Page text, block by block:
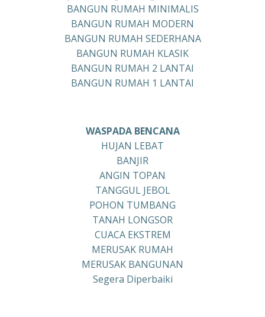
BANGUN RUMAH MINIMALIS
BANGUN RUMAH MODERN
BANGUN RUMAH SEDERHANA
BANGUN RUMAH KLASIK
BANGUN RUMAH 2 LANTAI
BANGUN RUMAH 1 LANTAI
WASPADA BENCANA
HUJAN LEBAT
BANJIR
ANGIN TOPAN
TANGGUL JEBOL
POHON TUMBANG
TANAH LONGSOR
CUACA EKSTREM
MERUSAK RUMAH
MERUSAK BANGUNAN
Segera Diperbaiki